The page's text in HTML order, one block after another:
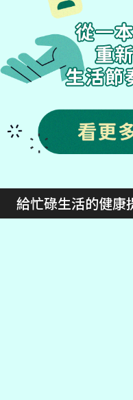
給忙碌生活的健康